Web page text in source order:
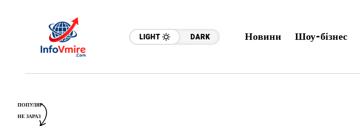
LIGHT DARK Новини Шоу-бізнес
ПОПУЛЯР
НЕ ЗАРАЗ